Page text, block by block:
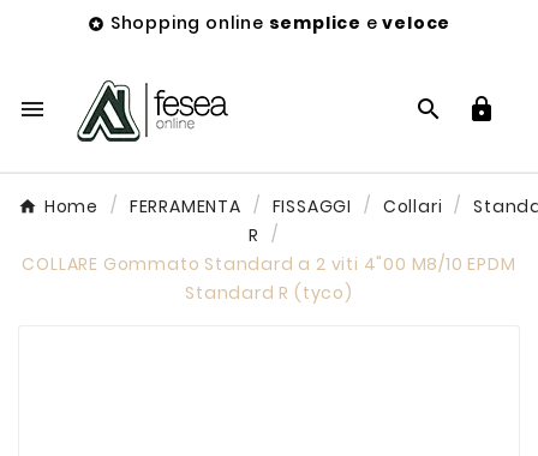
 Shopping online semplice eveloce
  
Home FERRAMENTA FISSAGGI Collari
R
COLLARE Gommato Standard a 2 viti 4"00 M8/10 EPDM
Standard R (tyco)